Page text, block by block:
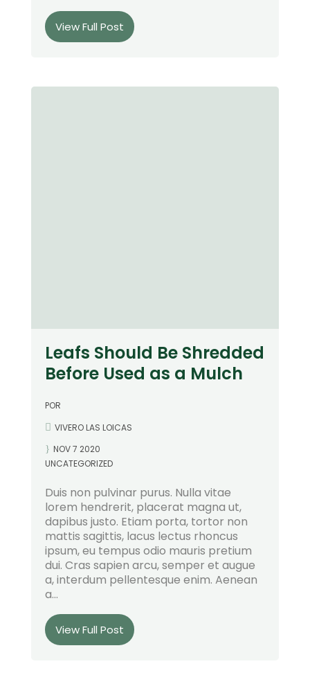
View Full Post
Leafs Should Be Shredded
Before Used as a Mulch
POR
VIVERO LAS LOICAS
NOV 7 2020
UNCATEGORIZED
Duis non pulvinar purus. Nulla vitae
lorem hendrerit, placerat magna ut,
dapibus justo. Etiam porta, tortor non
mattis sagittis, lacus lectus rhoncus
ipsum, eu tempus odio mauris pretium
dui. Cras sapien arcu, semper et augue
a, interdum pellentesque enim. Aenean
a...
View Full Post